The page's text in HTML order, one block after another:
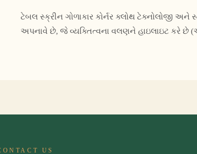
ટેબલ સ્ક્રીન ગોળાકાર કોર્નર ક્લોથ ટેક્નોલોજી
અપનાવે છે, જે વ્યક્તિત્વના વલણને હાઇલાઇટ કરે છે
US